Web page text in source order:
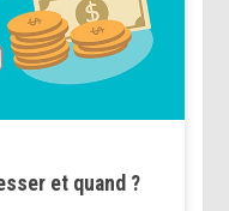
et quand ?